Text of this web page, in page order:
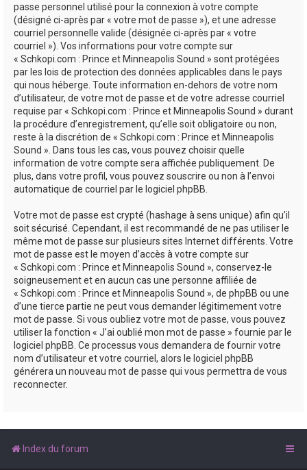
passe personnel utilisé pour la connexion à votre compte
(désigné ci-après par « votre mot de passe »), et une adresse
courriel personnelle valide (désignée ci-après par « votre
courriel »). Vos informations pour votre compte sur
« Schkopi.com : Prince et Minneapolis Sound » sont protégées
par les lois de protection des données applicables dans le pays
qui nous héberge. Toute information en-dehors de votre nom
d’utilisateur, de votre mot de passe et de votre adresse courriel
requise par « Schkopi.com : Prince et Minneapolis Sound » durant
la procédure d’enregistrement, qu’elle soit obligatoire ou non,
reste à la discrétion de « Schkopi.com : Prince et Minneapolis
Sound ». Dans tous les cas, vous pouvez choisir quelle
information de votre compte sera affichée publiquement. De
plus, dans votre profil, vous pouvez souscrire ou non à l’envoi
automatique de courriel par le logiciel phpBB.
Votre mot de passe est crypté (hashage à sens unique) afin qu’il
soit sécurisé. Cependant, il est recommandé de ne pas utiliser le
même mot de passe sur plusieurs sites Internet différents. Votre
mot de passe est le moyen d’accès à votre compte sur
« Schkopi.com : Prince et Minneapolis Sound », conservez-le
soigneusement et en aucun cas une personne affiliée de
« Schkopi.com : Prince et Minneapolis Sound », de phpBB ou une
d’une tierce partie ne peut vous demander légitimement votre
mot de passe. Si vous oubliez votre mot de passe, vous pouvez
utiliser la fonction « J’ai oublié mon mot de passe » fournie par le
logiciel phpBB. Ce processus vous demandera de fournir votre
nom d’utilisateur et votre courriel, alors le logiciel phpBB
générera un nouveau mot de passe qui vous permettra de vous
reconnecter.
Index du forum